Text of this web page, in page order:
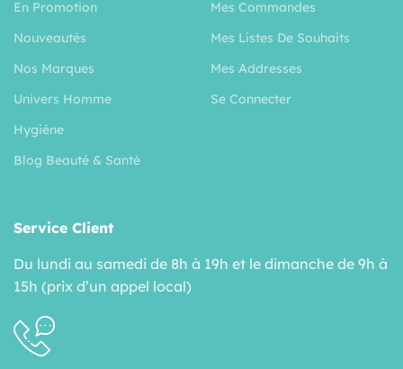
En Promotion
Nouveautés
Nos Marques
Univers Homme
Hygiéne
Blog Beauté & Santé
Mes Commandes
Mes Listes De Souhaits
Mes Addresses
Se Connecter
Service Client
Du lundi au samedi de 8h à 19h et le dimanche de 9h à
15h (prix d’un appel local)